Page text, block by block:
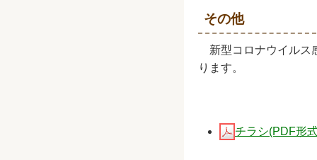
その他
新型コロナウイルス
ります。
チラシ(PDF形